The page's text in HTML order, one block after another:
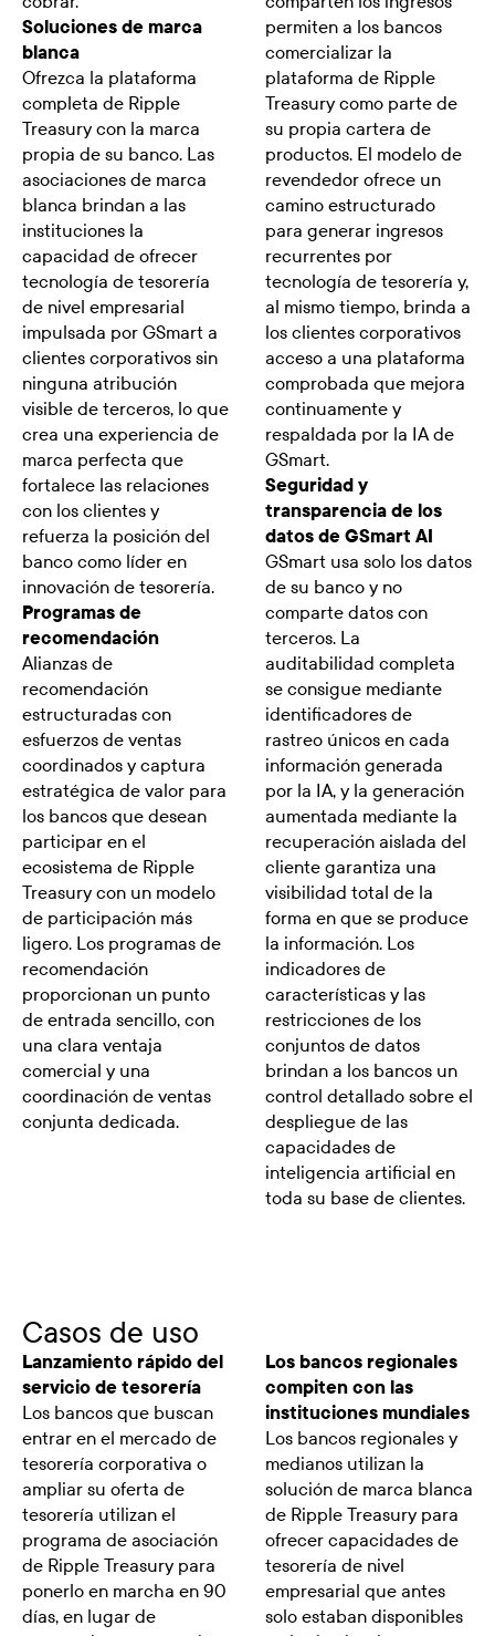
Soluciones de marca
blanca
Ofrezca la plataforma
completa de Ripple
Treasury con la marca
propia de su banco. Las
asociaciones de marca
blanca brindan a las
instituciones la
capacidad de ofrecer
tecnología de tesorería
de nivel empresarial
impulsada por GSmart a
clientes corporativos sin
ninguna atribución
visible de terceros, lo que
crea una experiencia de
marca perfecta que
fortalece las relaciones
con los clientes y
refuerza la posición del
banco como líder en
innovación de tesorería.
Programas de
recomendación
Alianzas de
recomendación
estructuradas con
esfuerzos de ventas
coordinados y captura
estratégica de valor para
los bancos que desean
participar en el
ecosistema de Ripple
Treasury con un modelo
de participación más
ligero. Los programas de
recomendación
proporcionan un punto
de entrada sencillo, con
una clara ventaja
comercial y una
coordinación de ventas
conjunta dedicada.
permiten a los bancos
comercializar la
plataforma de Ripple
Treasury como parte de
su propia cartera de
productos. El modelo de
revendedor ofrece un
camino estructurado
para generar ingresos
recurrentes por
tecnología de tesorería y,
al mismo tiempo, brinda a
los clientes corporativos
acceso a una plataforma
comprobada que mejora
continuamente y
respaldada por la IA de
GSmart.
Seguridad y
transparencia de los
datos de GSmart AI
GSmart usa solo los datos
de su banco y no
comparte datos con
terceros. La
auditabilidad completa
se consigue mediante
identificadores de
rastreo únicos en cada
información generada
por la IA, y la generación
aumentada mediante la
recuperación aislada del
cliente garantiza una
visibilidad total de la
forma en que se produce
la información. Los
indicadores de
características y las
restricciones de los
conjuntos de datos
brindan a los bancos un
control detallado sobre el
despliegue de las
capacidades de
inteligencia artificial en
toda su base de clientes.
Casos de uso
Lanzamiento rápido del
servicio de tesorería
Los bancos que buscan
entrar en el mercado de
tesorería corporativa o
ampliar su oferta de
tesorería utilizan el
programa de asociación
de Ripple Treasury para
ponerlo en marcha en 90
días, en lugar de
Los bancos regionales
compiten con las
instituciones mundiales
Los bancos regionales y
medianos utilizan la
solución de marca blanca
de Ripple Treasury para
ofrecer capacidades de
tesorería de nivel
empresarial que antes
solo estaban disponibles